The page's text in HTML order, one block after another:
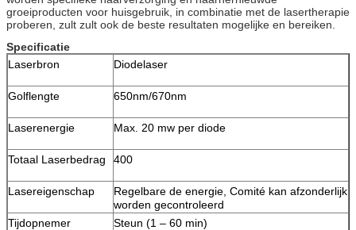
groeiproducten voor huisgebruik, in combinatie met de lasertherapie
proberen, zult zult ook de beste resultaten mogelijke en bereiken.
Specificatie
Laserbron
Diodelaser
Golflengte 650nm/670nm
Laserenergie Max. 20 mw per diode
Totaal Laserbedrag 400
Lasereigenschap
Regelbare de energie, Comité kan afzonderlijk
worden gecontroleerd
Tijdopnemer
Steun (1 – 60 min)